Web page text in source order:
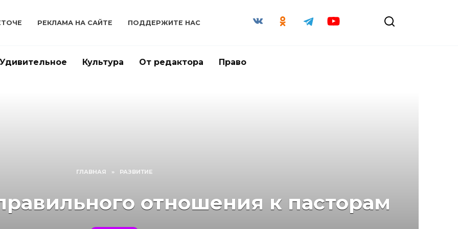
РЕКЛАМА НА САЙТЕ ПОДДЕРЖИТЕ НАС
Удивительное Культура От редактора Право
ГЛАВНАЯ » РАЗВИТИЕ
отношения к пасторам